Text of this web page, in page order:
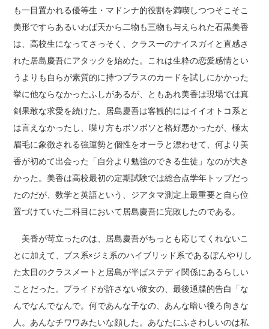
も一目置かれる優等生・マドンナ的役割を満喫しつつそこそこ
美形ですらあるいわば天から二物も三物も与えられた石黒美香
は、高校生になってさっそく、クラス一のナイスガイと直感さ
れた居島慶吾にアタックを始めた。これは生粋の恋愛感情とい
うよりも自らが素質的に持つプラスのカードを試しにかかった
挙に他ならなかったふしがあるが、ともあれ美香は現場では真
剣果敢な求愛を続けた。居島慶吾は客観的にはイイオトコ系と
は言えなかったし、喋り方もボソボソと格好悪かったが、極太
眉毛に象徴される強運勢と個性をオーラと漂わせて、何より美
香が初めて出会った「自分より勉強のできる生徒」なのが大き
かった。美香は高校最初の定期試験では総合点学年トップだっ
たのだが、数学と英語という、ジアタマ測定上最重要と自ら位
置づけていた二科目において居島慶吾に完敗したのである。
美香が苛立ったのは、居島慶吾がちっとも応じてくれないこ
とに加えて、ブス系×ジミ系のハイブリッド系であるぼんやりし
た太目のクラスメートと居島が半ばステディ関係にあるらしい
ことだった。プライドが許さない彼女の、最後通牒的告白「な
んでなんでなんで。何であんな子なの、あんな暗い後ろ向きな
人。あんなチワワみたいな顔した。あなたにふさわしいのは私